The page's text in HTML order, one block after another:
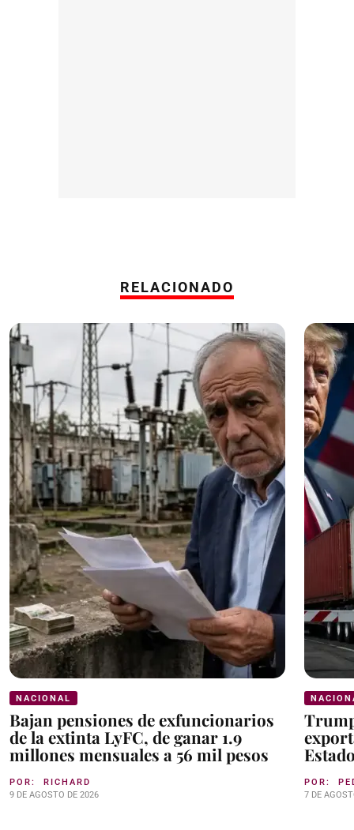
RELACIONADO
NACIONAL
Bajan pensiones de exfuncionarios
de la extinta LyFC, de ganar 1.9
millones mensuales a 56 mil pesos
POR: RICHARD
9 DE AGOSTO DE 2026
POR:
7 DE